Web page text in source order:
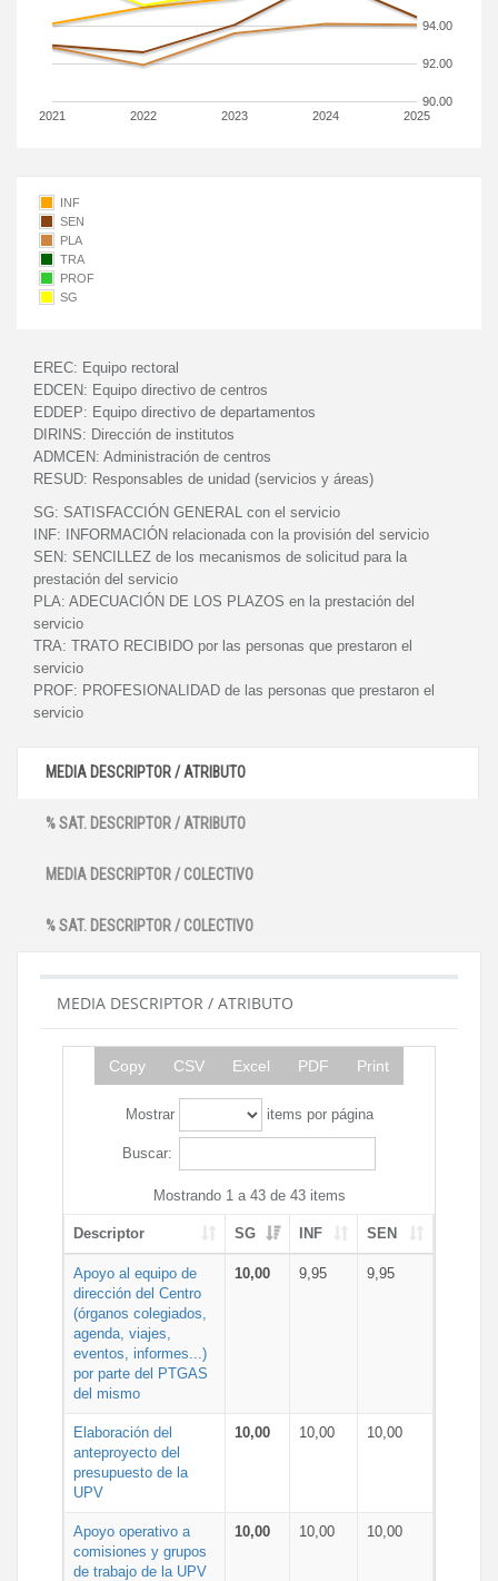
2021 2022 2023 2024 2025
90.00
92.00
94.00
INF
SEN
PLA
TRA
PROF
SG
EREC: Equipo rectoral
EDCEN: Equipo directivo de centros
EDDEP: Equipo directivo de departamentos
DIRINS: Dirección de institutos
ADMCEN: Administración de centros
RESUD: Responsables de unidad (servicios y áreas)
SG: SATISFACCIÓN GENERAL con el servicio
INF:
INFORMACIÓN relacionada con la provisión del servicio
SEN: SENCILLEZ de los mecanismos de solicitud para la
prestación del servicio
PLA: ADECUACIÓN DE LOS PLAZOS en la prestación del
servicio
TRA: TRATO RECIBIDO por las personas que prestaron el
servicio
PROF: PROFESIONALIDAD de las personas que prestaron el
servicio
MEDIA DESCRIPTOR / ATRIBUTO
% SAT. DESCRIPTOR / ATRIBUTO
MEDIA DESCRIPTOR / COLECTIVO
% SAT. DESCRIPTOR / COLECTIVO
MEDIA DESCRIPTOR / ATRIBUTO
Copy CSV Excel PDF Print
Mostrar items por página
Buscar:
Mostrando 1 a 43 de 43 items
Descriptor SG INF SEN
Apoyo al equipo de
dirección del Centro
(órganos colegiados,
agenda, viajes,
eventos, informes...)
por parte del PTGAS
del mismo
10,00 9,95 9,95
Elaboración del
anteproyecto del
presupuesto de la
UPV
10,00 10,00 10,00
Apoyo operativo a
comisiones y grupos
de trabajo de la UPV
10,00 10,00 10,00